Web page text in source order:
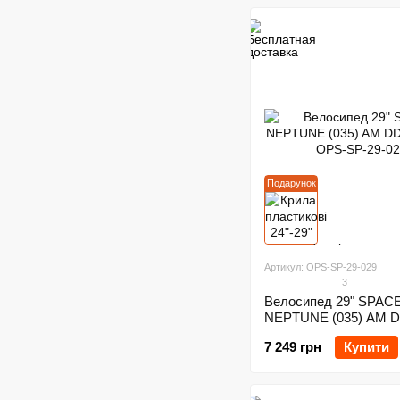
Подарунок
Артикул: OPS-SP-29-029
3
Велосипед 29"
NEPTUNE (035) AM
7 249 грн
Купити